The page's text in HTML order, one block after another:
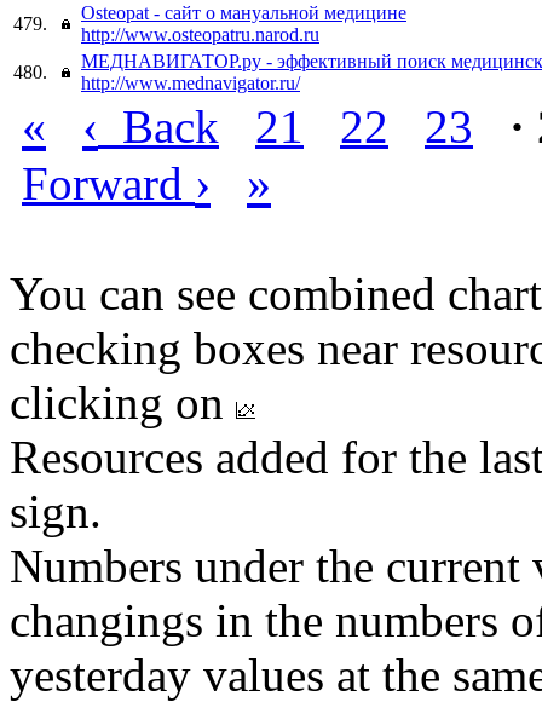
479.
Osteopat - сайт о мануальной медицине
http://www.osteopatru.narod.ru
480.
МЕДНАВИГАТОР.ру - эффективный поиск
http://www.mednavigator.ru/
« ‹ Back 21 22 23
Forward › »
You can see combined
checking boxes near
clicking on
Resources added for the
sign.
Numbers under the
changings in the numbers
yesterday values at the